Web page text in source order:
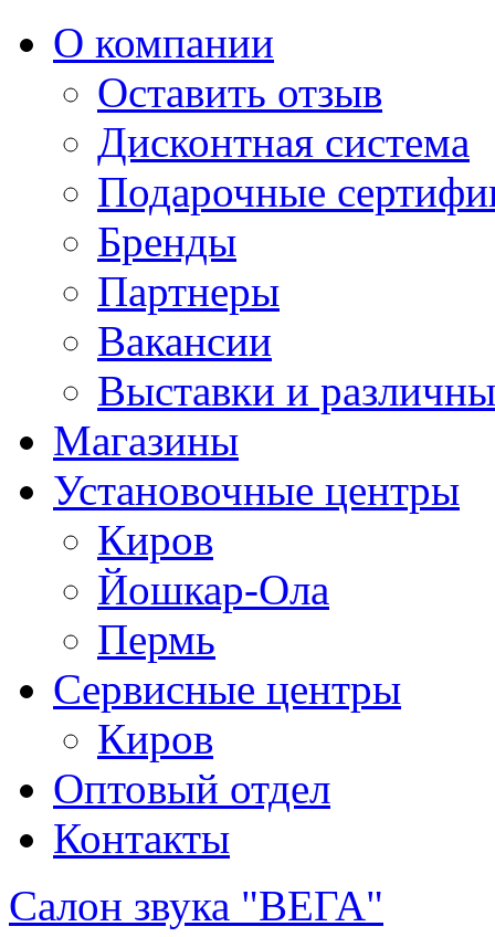
О компании
Оставить отзыв
Дисконтная система
Подарочные
Бренды
Партнеры
Вакансии
Выставки и
Магазины
Установочные центры
Киров
Йошкар-Ола
Пермь
Сервисные центры
Киров
Оптовый отдел
Контакты
Салон звука "ВЕГА"